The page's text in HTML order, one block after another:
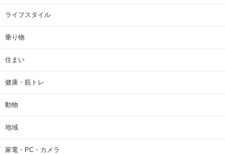
ライフスタイル
乗り物
住まい
健康・筋トレ
動物
地域
家電・PC・カメラ